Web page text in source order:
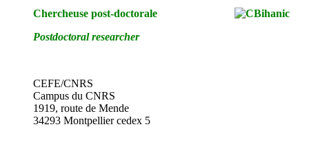
Chercheuse post-doctorale
Postdoctoral researcher
CEFE/CNRS
Campus du CNRS
1919, route de Mende
34293 Montpellier cedex 5